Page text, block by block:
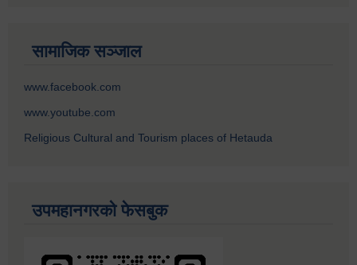
सामाजिक सञ्जाल
www.facebook.com
www.youtube.com
Religious Cultural and Tourism places of Hetauda
उपमहानगरको फेसबुक